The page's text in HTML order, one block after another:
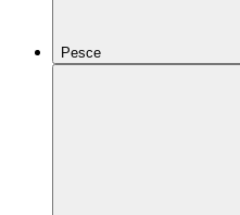
Pesce